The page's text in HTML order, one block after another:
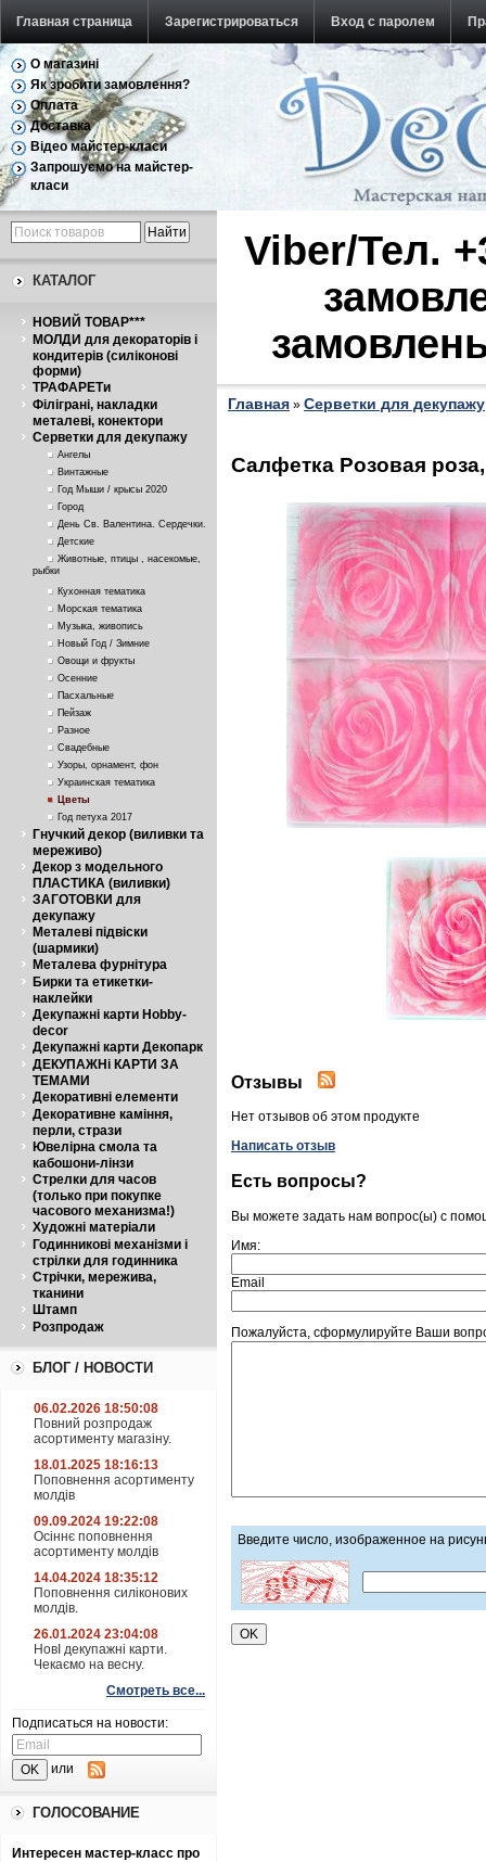
Главная страница Зарегистрироваться Вход с паролем
Обратная связь
О магазині
Як зробити замовлення?
Оплата
Доставка
Відео майстер-класи
Запрошуємо на майстер-
класи
КАТАЛОГ
НОВИЙ ТОВАР***
МОЛДИ для декораторів і
кондитерів (силіконові
форми)
ТРАФАРЕТи
Філіграні, накладки
металеві, конектори
Серветки для декупажу
Ангелы
Винтажные
Год Мыши / крысы 2020
Город
День Св. Валентина. Сердечки.
Детские
Животные, птицы , насекомые,
рыбки
Кухонная тематика
Морская тематика
Музыка, живопись
Новый Год / Зимние
Овощи и фрукты
Осенние
Пасхальные
Пейзаж
Разное
Свадебные
Узоры, орнамент, фон
Украинская тематика
Цветы
Год петуха 2017
Гнучкий декор (виливки та
мереживо)
Декор з модельного
ПЛАСТИКА (виливки)
ЗАГОТОВКИ для
декупажу
Металеві підвіски
(шармики)
Металева фурнітура
Бирки та етикетки-
наклейки
Декупажні карти Hobby-
decor
Декупажні карти Декопарк
ДЕКУПАЖНі КАРТИ ЗА
ТЕМАМИ
Декоративні елементи
Декоративне каміння,
перли, стрази
Ювелірна смола та
кабошони-лінзи
Стрелки для часов
(только при покупке
часового механизма!)
Художні матеріали
Годинникові механізми і
стрілки для годинника
Стрічки, мережива,
тканини
Штамп
Розпродаж
БЛОГ / НОВОСТИ
06.02.2026 18:50:08
Повний розпродаж
асортименту магазіну.
18.01.2025 18:16:13
Поповнення асортименту
молдів
09.09.2024 19:22:08
Осіннє поповнення
асортименту молдів
14.04.2024 18:35:12
Поповнення силіконових
молдів.
26.01.2024 23:04:08
НовІ декупажні карти.
Чекаємо на весну.
Смотреть все...
Подписаться на новости:
или
ГОЛОСОВАНИЕ
Интересен мастер-класс про
Viber/Тел.
Главная » Серветки для декупажу
Салфетка Розовая
Отзывы
Нет отзывов об этом продукте
Написать отзыв
Есть вопросы?
Вы можете задать нам вопрос(ы) с
Имя:
Email
Пожалуйста, сформулируйте Ваши
Введите число, изображенное на